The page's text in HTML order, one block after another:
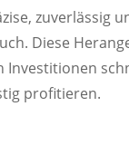
zuverlässig
Diese
Investitionen
profitieren.